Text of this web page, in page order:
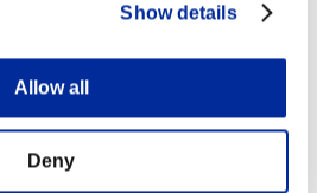
Show details
Allow all
Deny